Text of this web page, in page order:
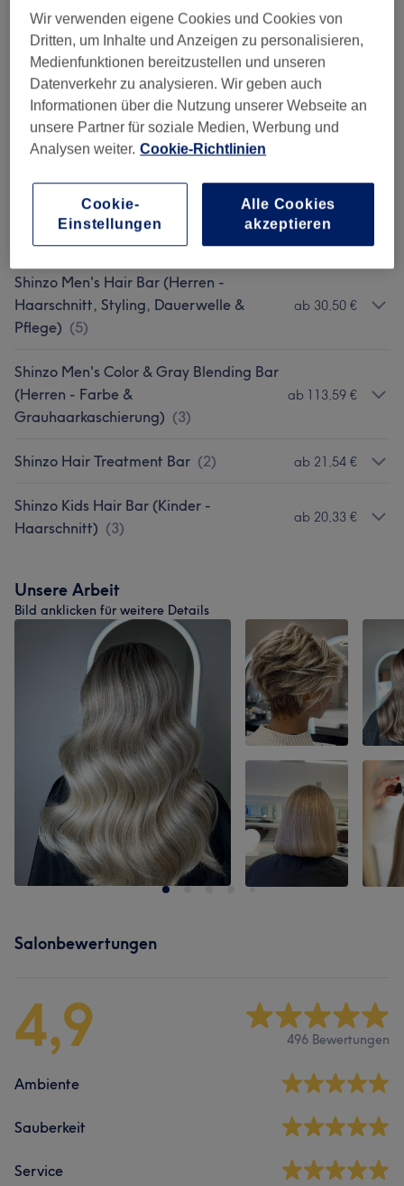
Shinzo Women's Color Bar (Damen -
Coloration & Farbe) Extra (1)
ab 142,84 €
Shinzo Women's Length & Volume Bar
(Damen - Haarverlängerung,
Haarverdichtung; Extensions) (5)
ab 88,85 €
Haarschnitt, Styling, Dauerwelle &
ab 15,60 €
Shinzo Men's Hair Bar (Herren -
Haarschnitt, Styling, Dauerwelle &
Pflege) (5)
ab 30,50 €
Shinzo Men's Color & Gray Blending Bar
(Herren - Farbe &
Grauhaarkaschierung) (3)
ab 113,59 €
Shinzo Hair Treatment Bar (2) ab 21,54 €
Shinzo Kids Hair Bar (Kinder -
Haarschnitt) (3)
ab 20,33 €
Unsere Arbeit
Bild anklicken für weitere Details
Salonbewertungen
4,9 496 Bewertungen
Ambiente
Sauberkeit
Service
Wir verwenden eigene Cookies und Cookies von
Dritten, um Inhalte und Anzeigen zu personalisieren,
Medienfunktionen bereitzustellen und unseren
Datenverkehr zu analysieren. Wir geben auch
Informationen über die Nutzung unserer Webseite an
unsere Partner für soziale Medien, Werbung und
Analysen weiter. Cookie-Richtlinien
Cookie-
Einstellungen
Alle Cookies
akzeptieren